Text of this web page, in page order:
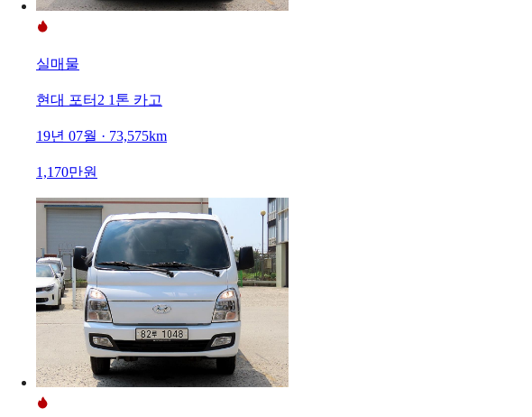
실매물
현대 포터2 1톤 카고
19년 07월 · 73,575km
1,170만원